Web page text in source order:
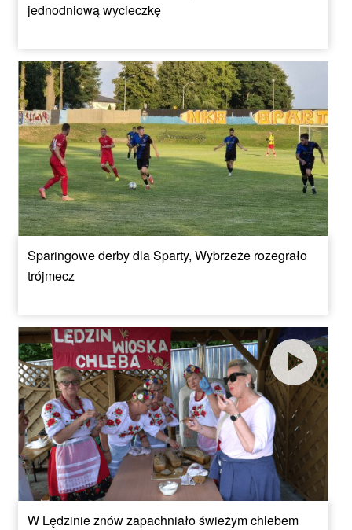
jednodniową wycieczkę
Sparingowe derby dla Sparty, Wybrzeże rozegrało
trójmecz
W Lędzinie znów zapachniało świeżym chlebem